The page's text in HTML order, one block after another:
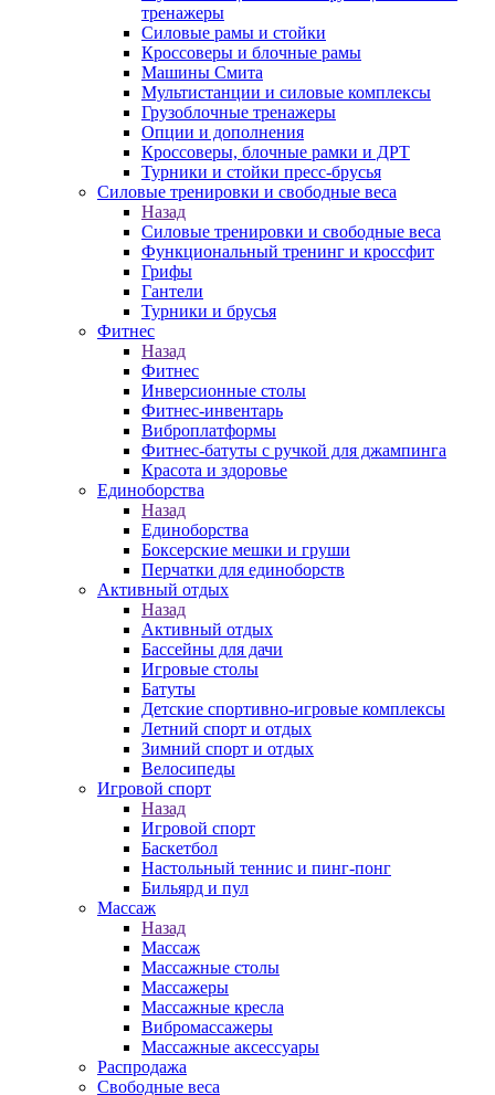
тренажеры
Силовые рамы и стойки
Кроссоверы и блочные рамы
Машины Смита
Мультистанции и силовые комплексы
Грузоблочные тренажеры
Опции и дополнения
Кроссоверы, блочные рамки и ДРТ
Турники и стойки пресс-брусья
Силовые тренировки и свободные веса
Назад
Силовые тренировки и свободные веса
Функциональный тренинг и кроссфит
Грифы
Гантели
Турники и брусья
Фитнес
Назад
Фитнес
Инверсионные столы
Фитнес-инвентарь
Виброплатформы
Фитнес-батуты с ручкой для джампинга
Красота и здоровье
Единоборства
Назад
Единоборства
Боксерские мешки и груши
Перчатки для единоборств
Активный отдых
Назад
Активный отдых
Бассейны для дачи
Игровые столы
Батуты
Детские спортивно-игровые комплексы
Летний спорт и отдых
Зимний спорт и отдых
Велосипеды
Игровой спорт
Назад
Игровой спорт
Баскетбол
Настольный теннис и пинг-понг
Бильярд и пул
Массаж
Назад
Массаж
Массажные столы
Массажеры
Массажные кресла
Вибромассажеры
Массажные аксессуары
Распродажа
Свободные веса